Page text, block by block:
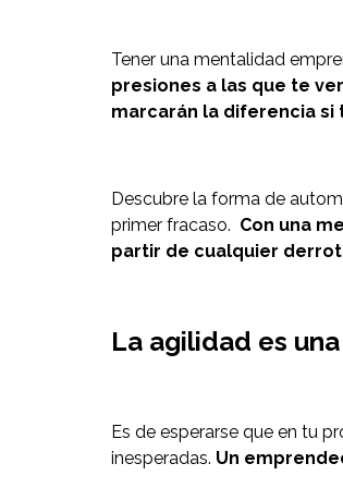
Tener una mentalidad
presiones a las que te
marcarán la diferencia
Descubre la forma de
primer fracaso. Con una
partir de cualquier
La agilidad es
Es de esperarse que en tu
inesperadas. Un